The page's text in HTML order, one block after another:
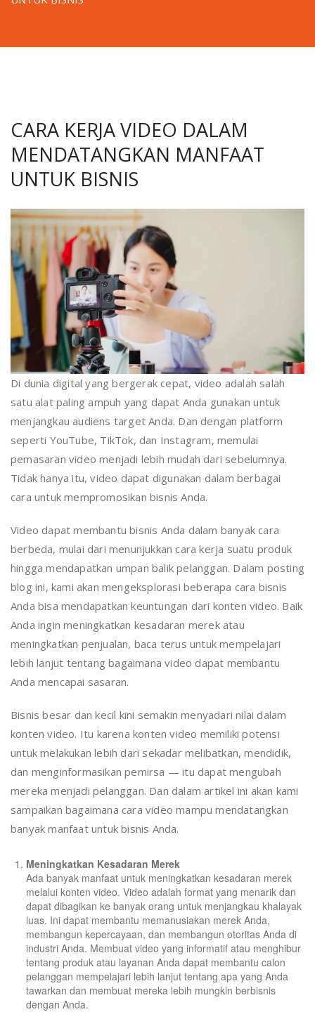
CARA KERJA VIDEO DALAM
MENDATANGKAN MANFAAT
UNTUK BISNIS
Di dunia digital yang bergerak cepat, video adalah salah
satu alat paling ampuh yang dapat Anda gunakan untuk
menjangkau audiens target Anda. Dan dengan platform
seperti YouTube, TikTok, dan Instagram, memulai
pemasaran video menjadi lebih mudah dari sebelumnya.
Tidak hanya itu, video dapat digunakan dalam berbagai
cara untuk mempromosikan bisnis Anda.
Video dapat membantu bisnis Anda dalam banyak cara
berbeda, mulai dari menunjukkan cara kerja suatu produk
hingga mendapatkan umpan balik pelanggan. Dalam posting
blog ini, kami akan mengeksplorasi beberapa cara bisnis
Anda bisa mendapatkan keuntungan dari konten video. Baik
Anda ingin meningkatkan kesadaran merek atau
meningkatkan penjualan, baca terus untuk mempelajari
lebih lanjut tentang bagaimana video dapat membantu
Anda mencapai sasaran.
Bisnis besar dan kecil kini semakin menyadari nilai dalam
konten video. Itu karena konten video memiliki potensi
untuk melakukan lebih dari sekadar melibatkan, mendidik,
dan menginformasikan pemirsa — itu dapat mengubah
mereka menjadi pelanggan. Dan dalam artikel ini akan kami
sampaikan bagaimana cara video mampu mendatangkan
banyak manfaat untuk bisnis Anda.
Meningkatkan Kesadaran Merek
Ada banyak manfaat untuk meningkatkan kesadaran merek
melalui konten video. Video adalah format yang menarik dan
dapat dibagikan ke banyak orang untuk menjangkau khalayak
luas. Ini dapat membantu memanusiakan merek Anda,
membangun kepercayaan, dan membangun otoritas Anda di
industri Anda. Membuat video yang informatif atau menghibur
tentang produk atau layanan Anda dapat membantu calon
pelanggan mempelajari lebih lanjut tentang apa yang Anda
tawarkan dan membuat mereka lebih mungkin berbisnis
dengan Anda.